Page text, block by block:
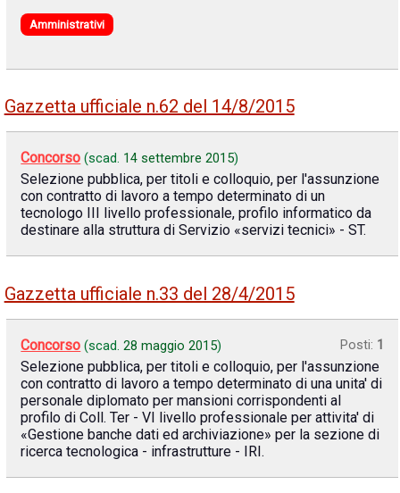
Amministrativi
Gazzetta ufficiale n.62 del 14/8/2015
Concorso (scad. 14 settembre 2015)
Selezione pubblica, per titoli e colloquio, per l'assunzione
con contratto di lavoro a tempo determinato di un
tecnologo III livello professionale, profilo informatico da
destinare alla struttura di Servizio «servizi tecnici» - ST.
Gazzetta ufficiale n.33 del 28/4/2015
Concorso (scad.28 maggio 2015) Posti: 1
Selezione pubblica, per titoli e colloquio, per l'assunzione
con contratto di lavoro a tempo determinato di una unita' di
personale diplomato per mansioni corrispondenti al
profilo di Coll. Ter - VI livello professionale per attivita' di
«Gestione banche dati ed archiviazione» per la sezione di
ricerca tecnologica - infrastrutture - IRI.